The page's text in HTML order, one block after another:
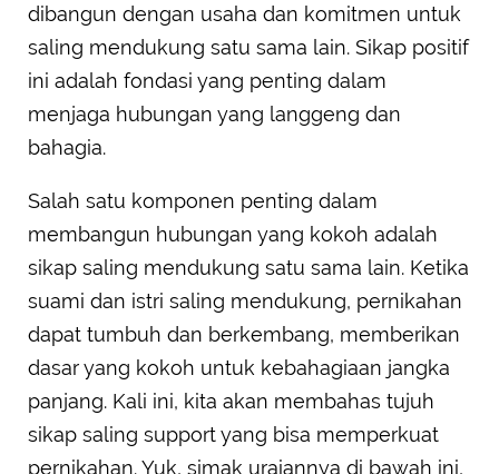
dibangun dengan usaha dan komitmen untuk
saling mendukung satu sama lain. Sikap positif
ini adalah fondasi yang penting dalam
menjaga hubungan yang langgeng dan
bahagia.
Salah satu komponen penting dalam
membangun hubungan yang kokoh adalah
sikap saling mendukung satu sama lain. Ketika
suami dan istri saling mendukung, pernikahan
dapat tumbuh dan berkembang, memberikan
dasar yang kokoh untuk kebahagiaan jangka
panjang. Kali ini, kita akan membahas tujuh
sikap saling support yang bisa memperkuat
pernikahan. Yuk, simak uraiannya di bawah ini,